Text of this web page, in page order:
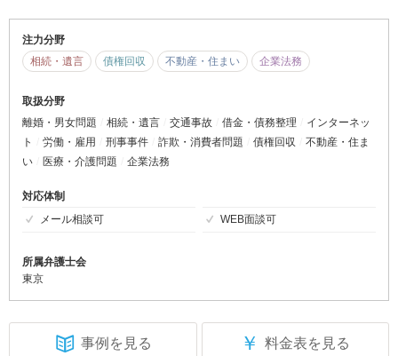
注力分野
相続・遺言
債権回収 不動産・住まい 企業法務
取扱分野
離婚・男女問題
相続・遺言 交通事故 借金・債務整理
インターネッ
ト
労働・雇用 刑事事件 詐欺・消費者問題 債権回収
不動産・住ま
い
医療・介護問題 企業法務
対応体制
メール相談可
WEB面談可
所属弁護士会
東京
事例を見る ￥ 料金表を見る